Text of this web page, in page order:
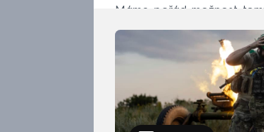
Máme pořád možnost